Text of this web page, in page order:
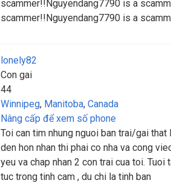
scammer!!Nguyendang7790 is a
scammer!!Nguyendang7790 is a
lonely82
Con gai
44
Winnipeg, Manitoba, Canada
Nâng cấp để xem số phone
Toi can tim nhung nguoi ban trai/gai
den hon nhan thi phai co nha va cong
yeu va chap nhan 2 con trai cua toi.
tuc trong tinh cam , du chi la tinh ban